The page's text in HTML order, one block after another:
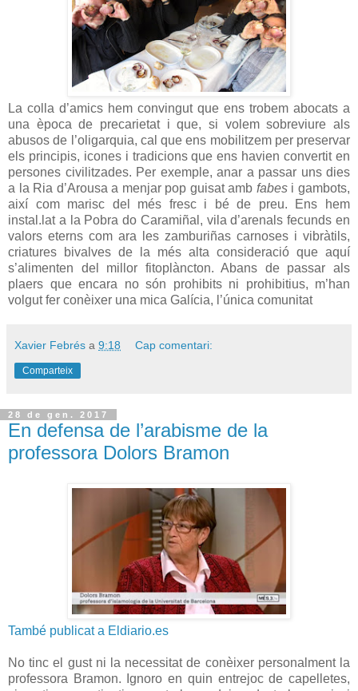
La colla d’amics hem convingut que ens trobem abocats a
una època de precarietat i que, si volem sobreviure als
abusos de l’oligarquia, cal que ens mobilitzem per preservar
els principis, icones i tradicions que ens havien convertit en
persones civilitzades. Per exemple, anar a passar uns dies
a la Ria d’Arousa a menjar pop guisat amb fabes i gambots,
així com marisc del més fresc i bé de preu. Ens hem
instal.lat a la Pobra do Caramiñal, vila d’arenals fecunds en
valors eterns com ara les zamburiñas carnoses i vibràtils,
criatures bivalves de la més alta consideració que aquí
s’alimenten del millor fitoplàncton. Abans de passar als
plaers que encara no són prohibits ni prohibitius, m’han
volgut fer conèixer una mica Galícia, l’única comunitat
Xavier Febrés a 9:18 Cap comentari:
Comparteix
28 de gen. 2017
En defensa de l’arabisme de la
professora Dolors Bramon
També publicat a Eldiario.es
No tinc el gust ni la necessitat de conèixer personalment la
professora Bramon. Ignoro en quin entrejoc de capelletes,